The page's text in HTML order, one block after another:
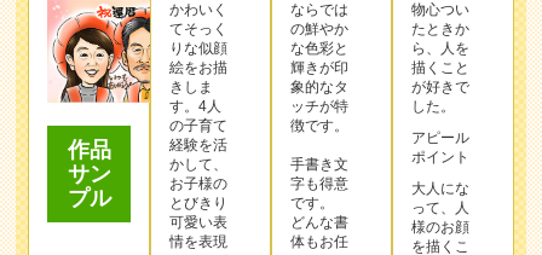
作品
サン
プル
かわいく
てそっく
りな似顔
絵をお描
きしま
す。4人
の子育て
経験を活
かして、
お子様の
とびきり
可愛い表
情を表現
ならでは
の鮮やか
な色彩と
輝きが印
象的なタ
ッチが特
徴です。
手書き文
字も得意
です。
どんな書
体もお任
物心つい
たときか
ら、人を
描くこと
が好きで
した。
アピール
ポイント
大人にな
って、人
様のお顔
を描くこ